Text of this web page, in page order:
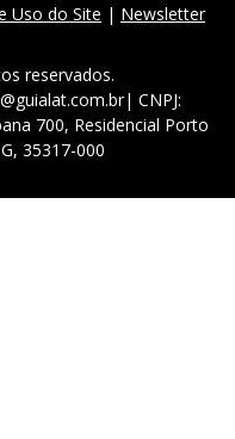
Uso do Site | Newsletter
reservados.
CNPJ:
700, Residencial Porto
35317-000